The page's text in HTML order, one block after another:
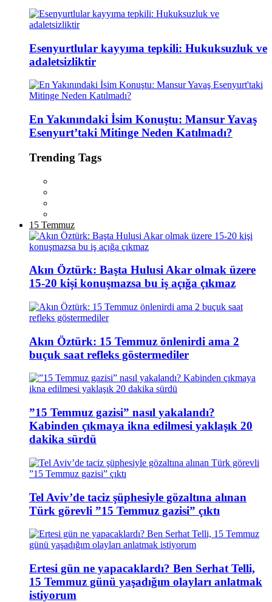
Esenyurtlular kayyıma tepkili: Hukuksuzluk ve
adaletsizliktir
En Yakınındaki İsim Konuştu: Mansur Yavaş
Esenyurt’taki Mitinge Neden Katılmadı?
Trending Tags
15 Temmuz
Akın Öztürk: Başta Hulusi Akar olmak üzere
15-20 kişi konuşmazsa bu iş açığa çıkmaz
Akın Öztürk: 15 Temmuz önlenirdi ama 2
buçuk saat refleks göstermediler
”15 Temmuz gazisi” nasıl yakalandı?
Kabinden çıkmaya ikna edilmesi yaklaşık 20
dakika sürdü
Tel Aviv’de taciz şüphesiyle gözaltına alınan
Türk görevli ”15 Temmuz gazisi” çıktı
Ertesi gün ne yapacaklardı? Ben Serhat Telli,
15 Temmuz günü yaşadığım olayları anlatmak
istiyorum